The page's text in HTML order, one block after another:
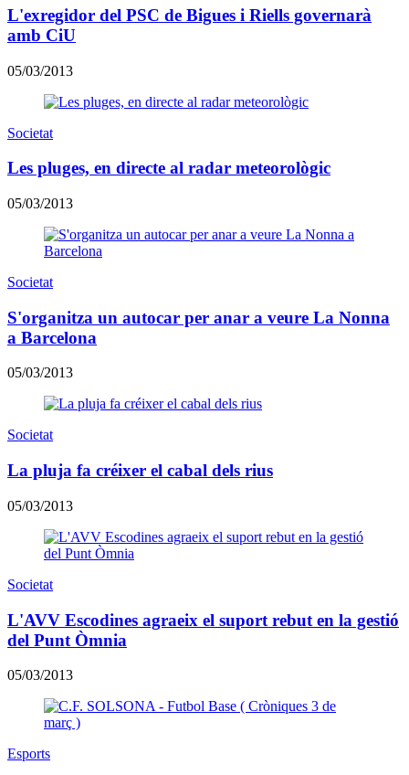
L'exregidor del PSC de Bigues i Riells governarà
amb CiU
05/03/2013
Societat
Les pluges, en directe al radar meteorològic
05/03/2013
Societat
S'organitza un autocar per anar a veure La Nonna
a Barcelona
05/03/2013
Societat
La pluja fa créixer el cabal dels rius
05/03/2013
Societat
L'AVV Escodines agraeix el suport rebut en la gestió
del Punt Òmnia
05/03/2013
Esports